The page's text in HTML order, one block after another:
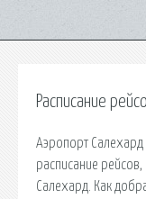
Расписание
Аэропорт
расписание
Салехард. Как